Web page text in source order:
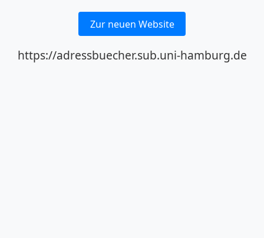
Zur neuen Website
https://adressbuecher.sub.uni-hamburg.de